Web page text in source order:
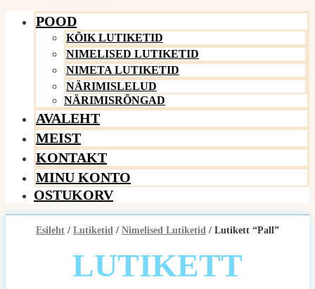
POOD
KÕIK LUTIKETID
NIMELISED LUTIKETID
NIMETA LUTIKETID
NÄRIMISLELUD
NÄRIMISRÕNGAD
AVALEHT
MEIST
KONTAKT
MINU KONTO
OSTUKORV
Esileht / Lutiketid / Nimelised Lutiketid / Lutikett “Pall”
LUTIKETT